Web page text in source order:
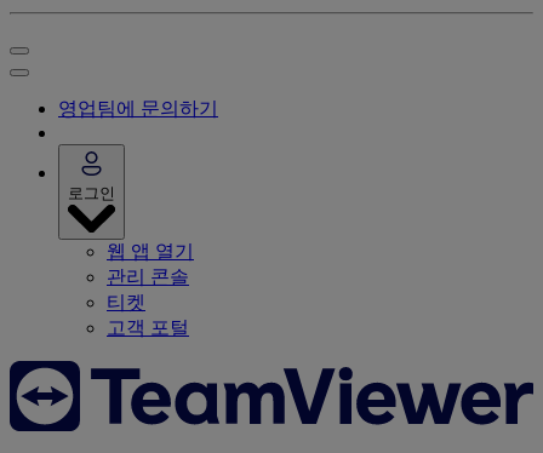
영업팀에 문의하기
로그인
웹 앱 열기
관리 콘솔
티켓
고객 포털